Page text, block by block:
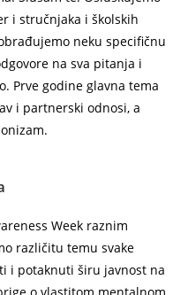
i stručnjaka i školskih
neku specifičnu
na sva pitanja i
Prve godine glavna tema
i partnerski odnosi, a
Week raznim
različitu temu svake
i potaknuti širu javnost na